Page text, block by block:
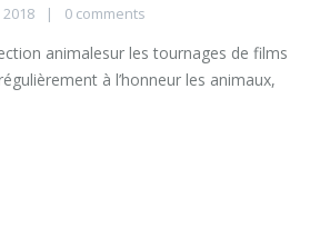
0 comments
animalesur les tournages de films
à l’honneur les animaux,